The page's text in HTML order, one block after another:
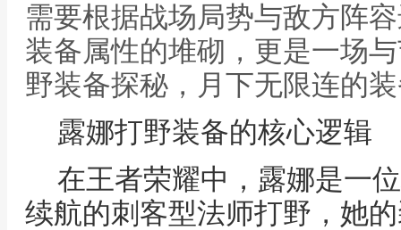
需要根据战场局势与敌方阵
装备属性的堆砌，更是一场
野装备探秘，月下无限连的
露娜打野装备的核心逻辑
在王者荣耀中，露娜是一
续航的刺客型法师打野，她